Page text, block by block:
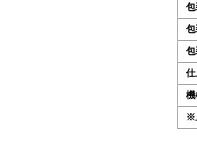
包
※